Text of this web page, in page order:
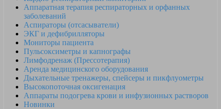
Аппаратная терапия респираторных и орфанных
заболеваний
Аспираторы (отсасыватели)
ЭКГ и дефибрилляторы
Мониторы пациента
Пульсоксиметры и капнографы
Лимфодренаж (Прессотерапия)
Аренда медицинского оборудования
Дыхательные тренажеры, спейсеры и пикфлуометры
Высокопоточная оксигенация
Аппараты подогрева крови и инфузионных растворов
Новинки